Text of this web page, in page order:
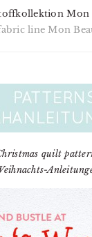
Mon
line Mon
quilt